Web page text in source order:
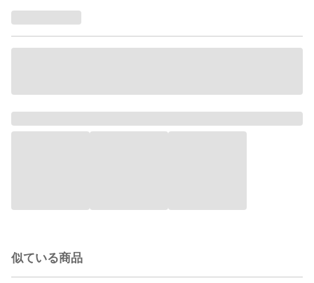
似ている商品